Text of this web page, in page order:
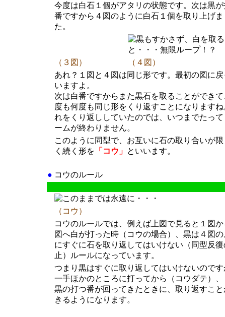
今度は白石１個がアタリの状態です。次は黒が
番ですから４図のように白石１個を取り上げま
た。
（３図）
（４図）
あれ？１図と４図は同じ形です。最初の図に戻
いますよ。
次は白番ですからまた黒石を取ることができ
度も何度も同じ形をくり返すことになりますね
れをくり返ししていたのでは、いつまでたっ
ームが終わりません。
このように同型で、お互いに石の取り合いが限
く続く形を 「コウ」 といいます。
● コウのルール
（コウ）
コウのルールでは、例えば上図で見ると１図か
図へ白が打った時（コウの場合）、黒は４図の
にすぐに石を取り返してはいけない（同型反復
止）ルールになっています。
つまり黒はすぐに取り返してはいけないのです
一手ほかのところに打ってから（コウダテ）、
黒の打つ番が回ってきたときに、取り返すこ
きるようになります。